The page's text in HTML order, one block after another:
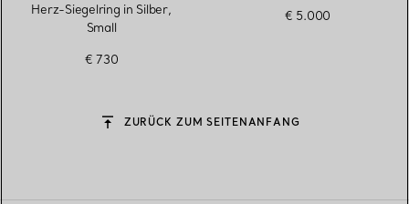
Herz-Siegelring in Silber,
Small
€ 730
€ 5.000
ZURÜCK ZUM SEITENANFANG